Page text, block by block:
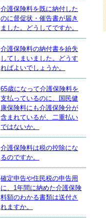
介護保険料を既に納付した
のに督促状・催告書が届き
ました。どうしてですか。
介護保険料の納付書を紛失
してしまいました。どうす
ればよいでしょうか。
65歳になって介護保険料を
支払っているのに、国民健
康保険料にも介護保険分が
含まれているが、二重払い
ではないか。
介護保険料は税の控除にな
るのですか。
確定申告や住民税の申告用
に、1年間に納めた介護保険
料額のわかる書類は送付さ
れますか。